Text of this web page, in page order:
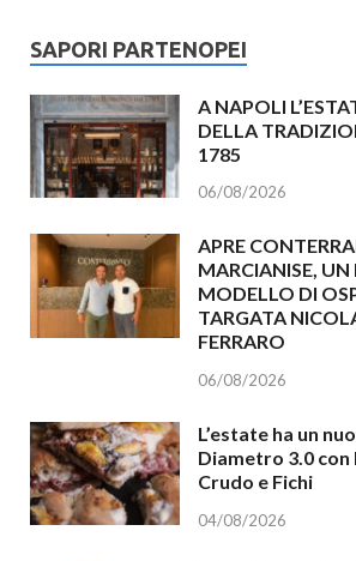
SAPORI PARTENOPEI
A NAPOLI
DELLA
1785
06/08/2026
APRE
MARCIANISE,
MODELLO DI
TARGATA
FERRARO
06/08/2026
L’estate ha un
Diametro 3.0 con
Crudo e Fichi
04/08/2026